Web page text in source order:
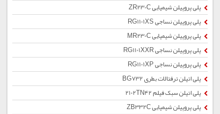
پلی پروپیلن شیمیایی ZR230C
پلی پروپیلن نساجی RG1101XS
پلی پروپیلن شیمیایی MR230C
پلی پروپیلن نساجی RG1101XXR
پلی پروپیلن نساجی RG1101XP
پلی اتیلن ترفتالات بطری BG732
پلی اتیلن سبک فیلم 2102TN42
پلی پروپیلن شیمیایی ZB332C